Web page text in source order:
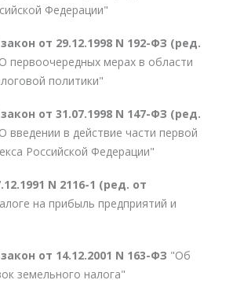
Федерации"
от 29.12.1998 N 192-ФЗ (ред.
первоочередных мерах в области
политики"
от 31.07.1998 N 147-ФЗ (ред.
введении в действие части первой
Российской Федерации"
N 2116-1 (ред. от
на прибыль предприятий и
от 14.12.2001 N 163-ФЗ "Об
земельного налога"